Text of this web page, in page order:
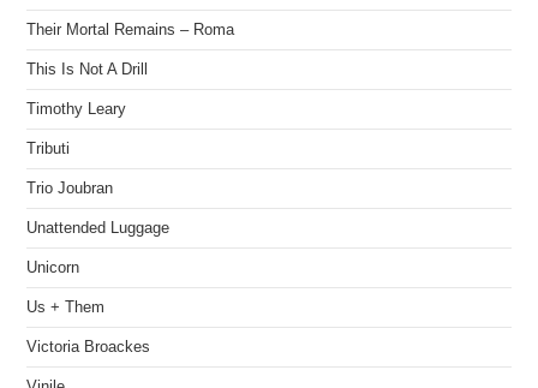
Their Mortal Remains – Roma
This Is Not A Drill
Timothy Leary
Tributi
Trio Joubran
Unattended Luggage
Unicorn
Us + Them
Victoria Broackes